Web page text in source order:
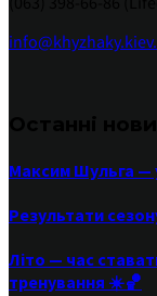
Максим Шульга —
Результати
Літо — час
тренування ☀️🏀